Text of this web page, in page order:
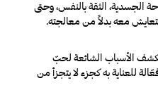
الجسدية، الثقة بالنفس، وحتى
معه بدلاً من معالجته.
نكشف الأسباب الشائعة لحبّ
للعناية به كجزء لا يتجزأ من